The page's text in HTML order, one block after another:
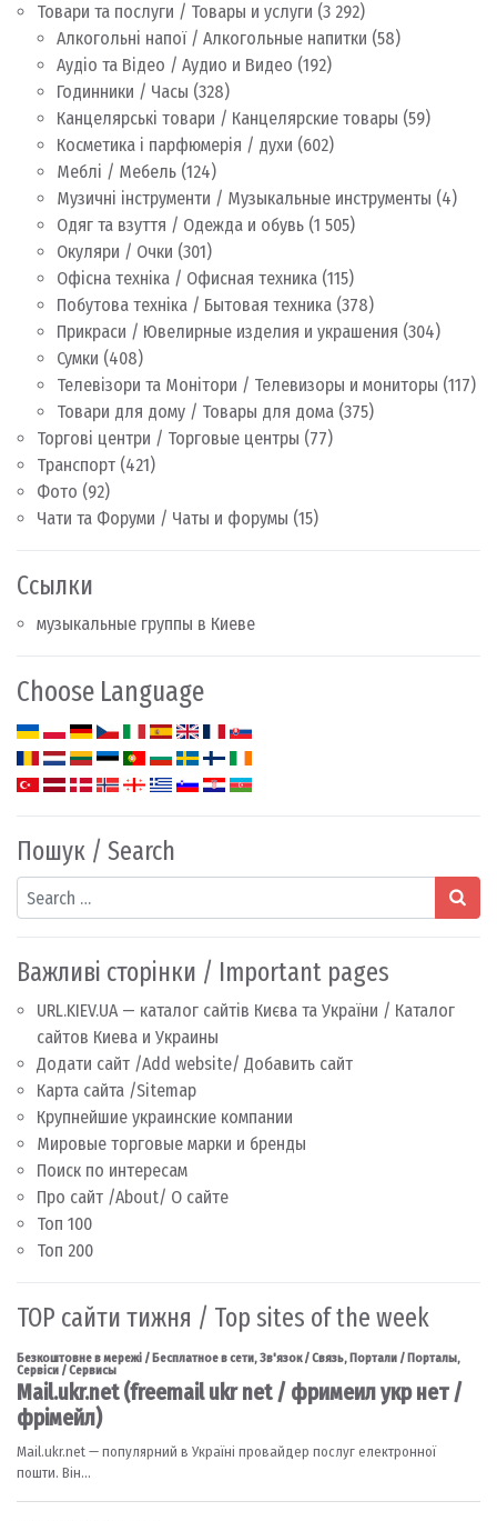
Товари та послуги / Товары и услуги (3 292)
Алкогольні напої / Алкогольные напитки (58)
Аудіо та Відео / Аудио и Видео (192)
Годинники / Часы (328)
Канцелярські товари / Канцелярские товары (59)
Косметика і парфюмерія / духи (602)
Меблі / Мебель (124)
Музичні інструменти / Музыкальные инструменты (4)
Одяг та взуття / Одежда и обувь (1 505)
Окуляри / Очки (301)
Офісна техніка / Офисная техника (115)
Побутова техніка / Бытовая техника (378)
Прикраси / Ювелирные изделия и украшения (304)
Сумки (408)
Телевізори та Монітори / Телевизоры и мониторы (117)
Товари для дому / Товары для дома (375)
Торгові центри / Торговые центры (77)
Транспорт (421)
Фото (92)
Чати та Форуми / Чаты и форумы (15)
Ссылки
музыкальные группы в Киеве
Choose Language
Пошук / Search
Search
Важливі сторінки / Important pages
URL.KIEV.UA — каталог сайтів Києва та України / Каталог
сайтов Киева и Украины
Додати сайт /Add website/ Добавить сайт
Карта сайта /Sitemap
Крупнейшие украинские компании
Мировые торговые марки и бренды
Поиск по интересам
Про сайт /About/ О сайте
Топ 100
Топ 200
TOP сайти тижня / Top sites of the week